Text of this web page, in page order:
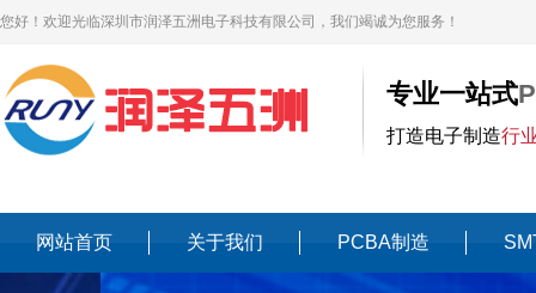
您好！欢迎光临深圳市润泽五洲电子科技有限公司，我们竭诚为您服务！
专业一站式
打造电子制造行
网站首页 关于我们 PCBA制造